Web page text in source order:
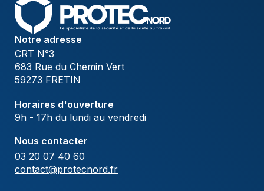
Notre adresse
CRT N°3
683 Rue du Chemin Vert
59273 FRETIN
Horaires d'ouverture
9h - 17h du lundi au vendredi
Nous contacter
03 20 07 40 60
contact@protecnord.fr